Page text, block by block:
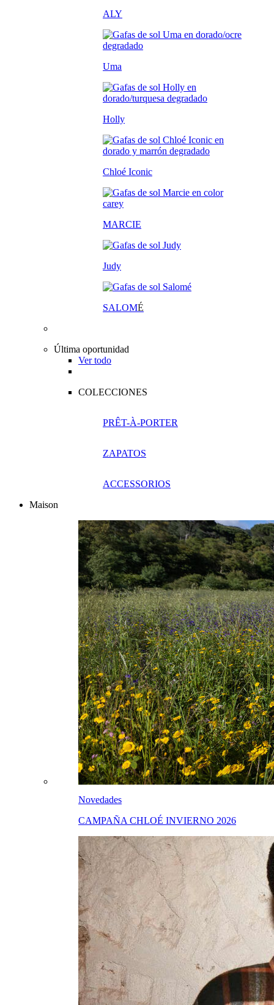
ALY
Uma
Holly
Chloé Iconic
MARCIE
Judy
SALOMÉ
Última oportunidad
Ver todo
COLECCIONES
PRÊT-À-PORTER
ZAPATOS
ACCESSORIOS
Maison
Novedades
CAMPAÑA CHLOÉ INVIERNO 2026